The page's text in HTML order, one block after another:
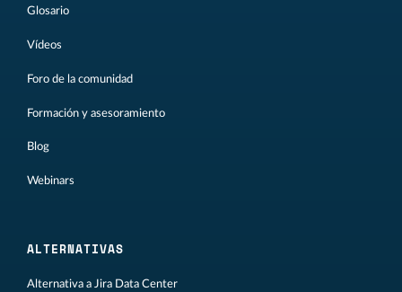
Glosario
Vídeos
Foro de la comunidad
Formación y asesoramiento
Blog
Webinars
ALTERNATIVAS
Alternativa a Jira Data Center